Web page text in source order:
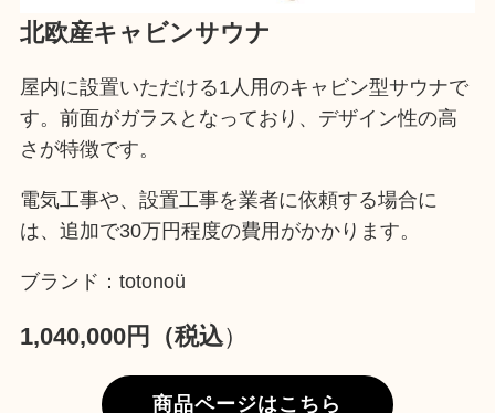
北欧産キャビンサウナ
屋内に設置いただける1人用のキャビン型サウナで
す。前面がガラスとなっており、デザイン性の高
さが特徴です。
電気工事や、設置工事を業者に依頼する場合に
は、追加で30万円程度の費用がかかります。
ブランド：totonoü
1,040,000円（税込）
商品ページはこちら